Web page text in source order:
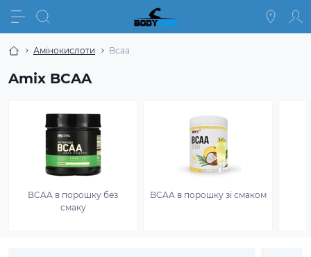
Амінокислоти Bcaa
Amix BCAA
BCAA в порошку без
смаку
BCAA в порошку зі смаком